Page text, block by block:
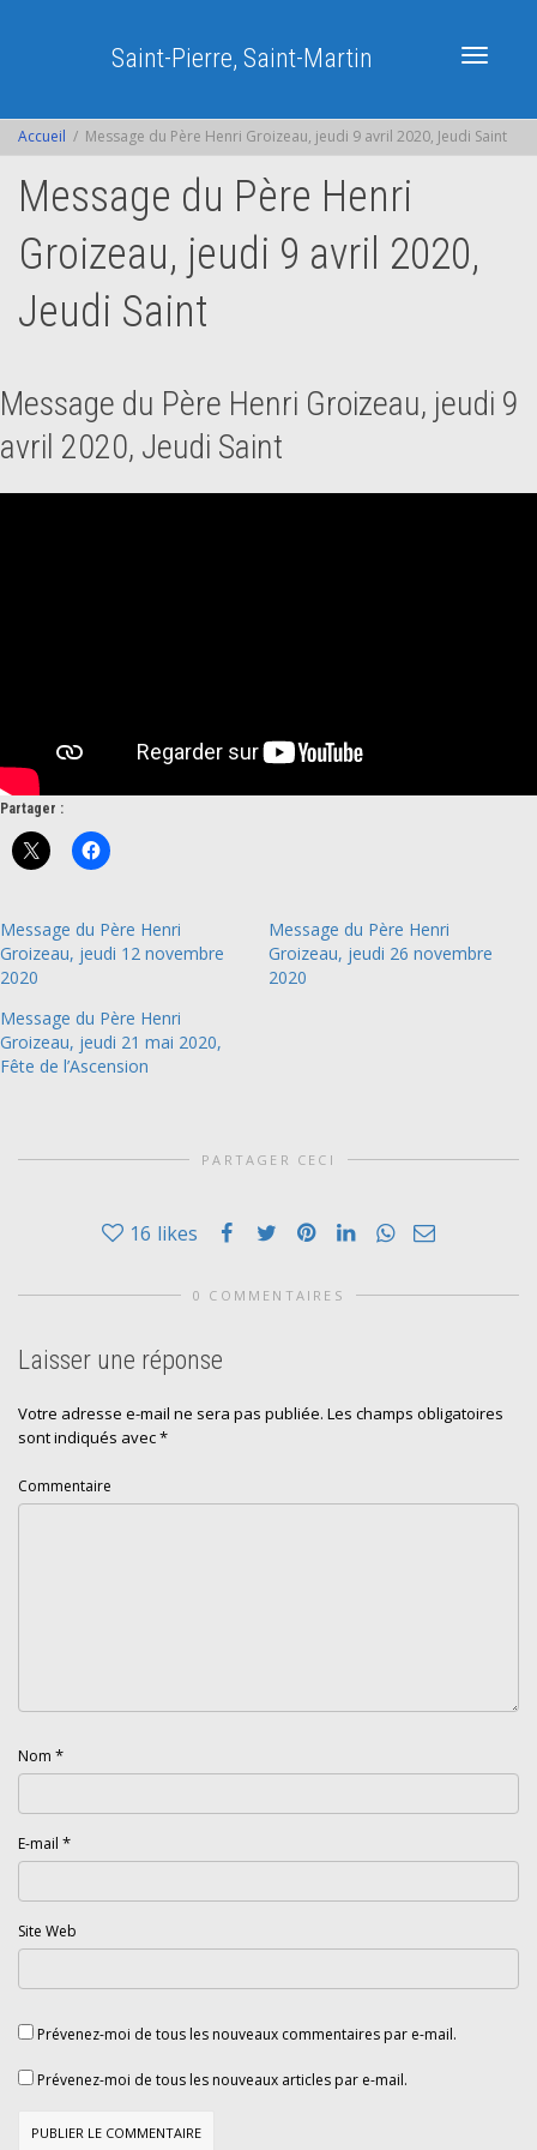
Saint-Pierre, Saint-Martin
Accueil Message du Père Henri Groizeau, jeudi 9 avril 2020, Jeudi Saint
Message du Père Henri
Groizeau, jeudi 9 avril 2020,
Jeudi Saint
Message du Père Henri Groizeau, jeudi 9
avril 2020, Jeudi Saint
Partager :
Message du Père Henri
Groizeau, jeudi 12 novembre
2020
Message du Père Henri
Groizeau, jeudi 26 novembre
2020
Message du Père Henri
Groizeau, jeudi 21 mai 2020,
Fête de l’Ascension
PARTAGER CECI
16 likes
0 COMMENTAIRES
Laisser une réponse
Votre adresse e-mail ne sera pas publiée. Les champs obligatoires
sont indiqués avec*
Commentaire
Nom *
E-mail *
Site Web
Prévenez-moi de tous les nouveaux commentaires par e-mail.
Prévenez-moi de tous les nouveaux articles par e-mail.